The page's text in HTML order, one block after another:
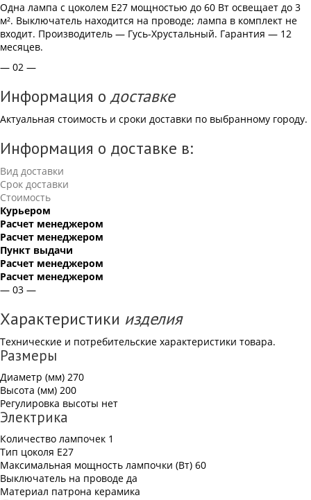
Одна лампа с цоколем Е27 мощностью до 60 Вт освещает до 3
м². Выключатель находится на проводе; лампа в комплект не
входит. Производитель — Гусь-Хрустальный. Гарантия — 12
месяцев.
— 02 —
Информация о доставке
Актуальная стоимость и сроки доставки по выбранному городу.
Информация о доставке в:
Вид доставки
Срок доставки
Стоимость
Курьером
Расчет менеджером
Расчет менеджером
Пункт выдачи
Расчет менеджером
Расчет менеджером
— 03 —
Характеристики изделия
Технические и потребительские характеристики товара.
Размеры
Диаметр (мм) 270
Высота (мм) 200
Регулировка высоты нет
Электрика
Количество лампочек 1
Тип цоколя Е27
Максимальная мощность лампочки (Вт) 60
Выключатель на проводе да
Материал патрона керамика